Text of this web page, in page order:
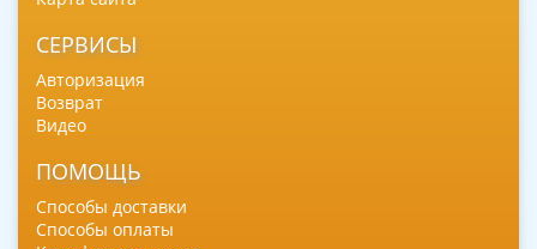
СЕРВИСЫ
Авторизация
Возврат
Видео
ПОМОЩЬ
Способы доставки
Способы оплаты